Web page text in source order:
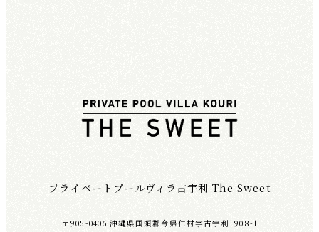
プライベートプールヴィラ古宇利 The Sweet
〒905-0406 沖縄県国頭郡今帰仁村字古宇利1908-1